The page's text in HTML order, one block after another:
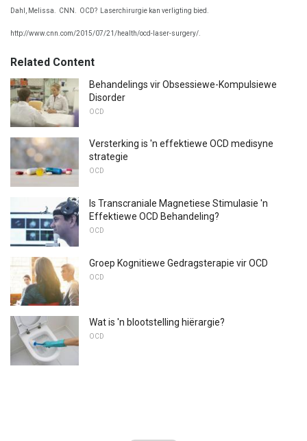
Dahl, Melissa. CNN. OCD? Laserchirurgie kan verligting bied.
http://www.cnn.com/2015/07/21/health/ocd-laser-surgery/.
Related Content
Behandelings vir Obsessiewe-Kompulsiewe
Disorder
OCD
Versterking is 'n effektiewe OCD medisyne
strategie
OCD
Is Transcraniale Magnetiese Stimulasie 'n
Effektiewe OCD Behandeling?
OCD
Groep Kognitiewe Gedragsterapie vir OCD
OCD
Wat is 'n blootstelling hiërargie?
OCD